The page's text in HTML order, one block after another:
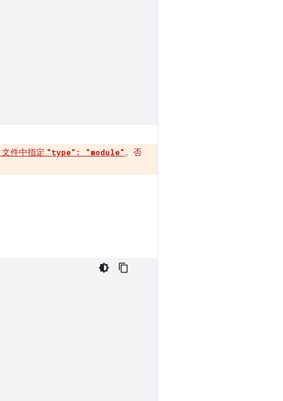
文件中指定 "type": "module"。否